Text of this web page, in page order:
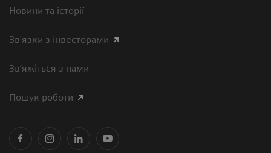
Новини та історії
Зв'язки з інвесторами
Зв’яжіться з нами
Пошук роботи